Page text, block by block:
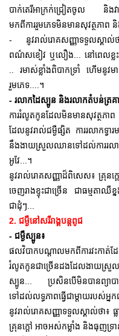
បាក់តេរីអាក្រក់ជ្រៀតចូល និងវ
មកពីការរួមភេទមិនមានសុវត្ថភាព
- នូវរាល់រោគសញ្ញាទទួលស្គាល់
ពណ៌សខៀវ ឬលឿង... នៅពេលខ្លះមា
.. រមាស់ខ្លាំងពិបាកទ្រាំ ហើមនូ
រួមភេទ....។
- រលាកដៃស្បូន និងរលាកតំបន់ត្រគ
ការរំលូតកូនដែលមិនមានសុវត្ថភាព
ដែលនូវរាល់ជម្ងឺផ្សិត ការរលាកទ្វ
នឹងងាយស្រួលឈានទៅដល់ការរលា
អូវែ...។
នូវរាល់រោគសញ្ញាដ៏ពិសេស៖ គ្រុនក្
ចេញរាងខ្ទុះជាច្រើន ជាធម្មតា
ជាដុំៗ...
2. ជម្ងឺនៅសរីរាង្គបន្តពូជ
- ជម្ងឺស្បូន៖
ផលវិបាកបណ្តាលមកពីការវះកាត់
រំលូតកូនជាច្រើនដងដែលងាយស្រួ
ស្បូន... ប្រសិនបើមិនបានព្យាប
ទៅដល់លទ្ធភាពធ្វើជាម្តាយរបស់អ្នក
នូវរាល់រោគសញ្ញាទទួលស្គាល់ថា៖
គ្រុនក្តៅ អាចអស់កម្លាំង និងធុញទ្រ